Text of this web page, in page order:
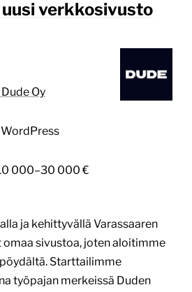
verkkosivusto
Oy
WordPress
000–30 000 €
ja kehittyvällä Varassaaren
omaa sivustoa, joten aloitimme
Starttailimme
työpajan merkeissä Duden